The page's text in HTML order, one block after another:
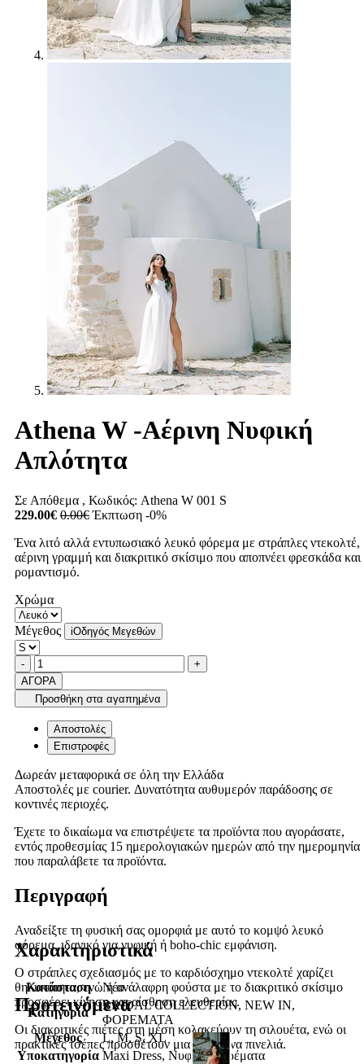
Athena W -Αέρινη Νυφική
Απλότητα
Σε Απόθεμα , Κωδικός: Athena W 001 S
229.00€ 0.00€ Έκπτωση -0%
Ένα λιτό αλλά εντυπωσιακό λευκό φόρεμα με στράπλες ντεκολτέ,
αέρινη γραμμή και διακριτικό σκίσιμο που αποπνέει φρεσκάδα και
ρομαντισμό.
Χρώμα
Μέγεθος iΟδηγός Μεγεθών
Ποσότητα
-product.increase.quantity +
ΑΓΟΡΑ
Προσθήκη στα αγαπημένα
Αποστολές
Επιστροφές
Δωρεάν μεταφορικά σε όλη την Ελλάδα
Αποστολές με courier. Δυνατότητα αυθυμερόν παράδοσης σε
κοντινές περιοχές.
Έχετε το δικαίωμα να επιστρέψετε τα προϊόντα που αγοράσατε,
εντός προθεσμίας 15 ημερολογιακών ημερών από την ημερομηνία
που παραλάβετε τα προϊόντα.
Περιγραφή
Αναδείξτε τη φυσική σας ομορφιά με αυτό το κομψό λευκό
φόρεμα, ιδανικό για νυφική ή boho-chic εμφάνιση.
Ο στράπλες σχεδιασμός με το καρδιόσχημο ντεκολτέ χαρίζει
θηλυκότητα, ενώ η ανάλαφρη φούστα με το διακριτικό σκίσιμο
προσφέρει κίνηση και αίσθηση ελευθερίας.
Οι διακριτικές πιέτες στη μέση κολακεύουν τη σιλουέτα, ενώ οι
πρακτικές τσέπες προσθέτουν μια μοντέρνα πινελιά.
Χαρακτηριστικά
Κατάσταση
Νέο
Κατηγορία
BRIDAL COLLECTION, NEW IN,
ΦΟΡΕΜΑΤΑ
Μέγεθος
L, M, S, XL
Υποκατηγορία Maxi Dress, Νυφικά Φορέματα
Προτεινόμενα